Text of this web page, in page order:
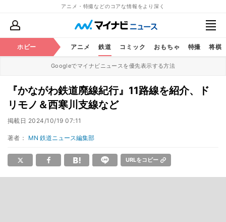
アニメ・特撮などのコアな情報をより深く
ホビー アニメ 鉄道 コミック おもちゃ 特撮 将棋
Googleでマイナビニュースを優先表示する方法
『かながわ鉄道廃線紀行』11路線を紹介、ド
リモノ＆西寒川支線など
掲載日 2024/10/19 07:11
著者： MN 鉄道ニュース編集部
URLをコピー